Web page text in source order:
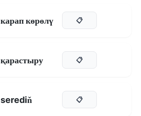
карап көрөлү 📋
қарастыру 📋
serediň 📋